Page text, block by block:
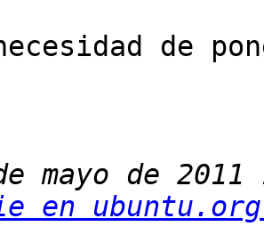
de
mayo de
en